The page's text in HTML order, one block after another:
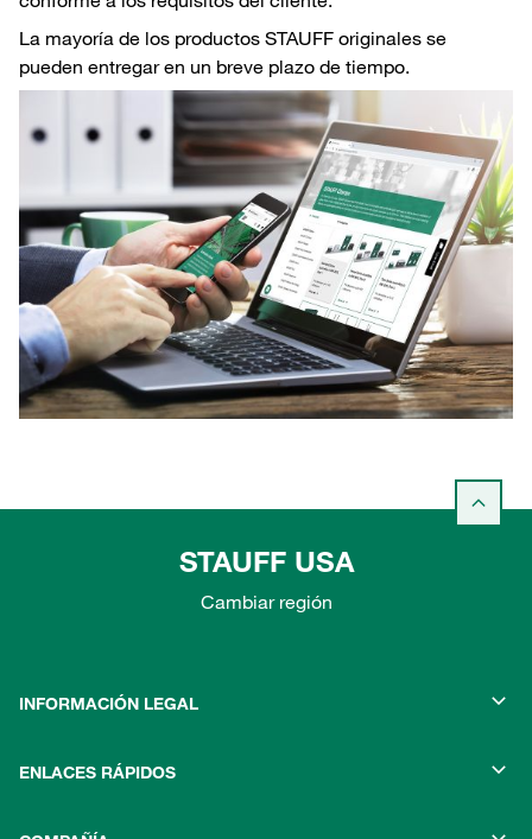
La mayoría de los productos STAUFF originales se
pueden entregar en un breve plazo de tiempo.
STAUFF USA
Cambiar región
INFORMACIÓN LEGAL
ENLACES RÁPIDOS